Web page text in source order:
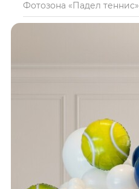
Фотозона «Падел теннис»